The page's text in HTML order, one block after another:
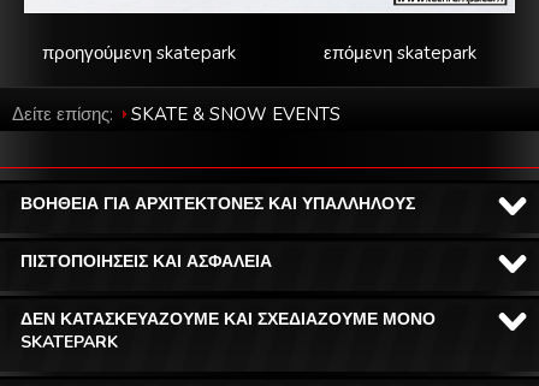
επόμενη skatepark
προηγούμενη skatepark
Δείτε επίσης: SKATE & SNOW EVENTS
ΒΟΗΘΕΙΑ ΓΙΑ ΑΡΧΙΤΕΚΤΟΝΕΣ ΚΑΙ ΥΠΑΛΛΗΛΟΥΣ
ΠΙΣΤΟΠΟΙΗΣΕΙΣ ΚΑΙ ΑΣΦΑΛΕΙΑ
ΔΕΝ ΚΑΤΑΣΚΕΥΑΖΟΥΜΕ ΚΑΙ ΣΧΕΔΙΑΖΟΥΜΕ ΜΟΝΟ
SKATEPARK